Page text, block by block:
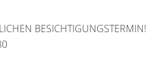
BESICHTIGUNGSTERMIN!